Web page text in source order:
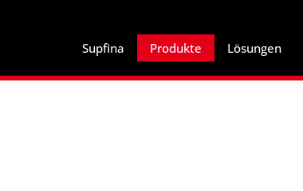
Supfina Produkte Lösungen